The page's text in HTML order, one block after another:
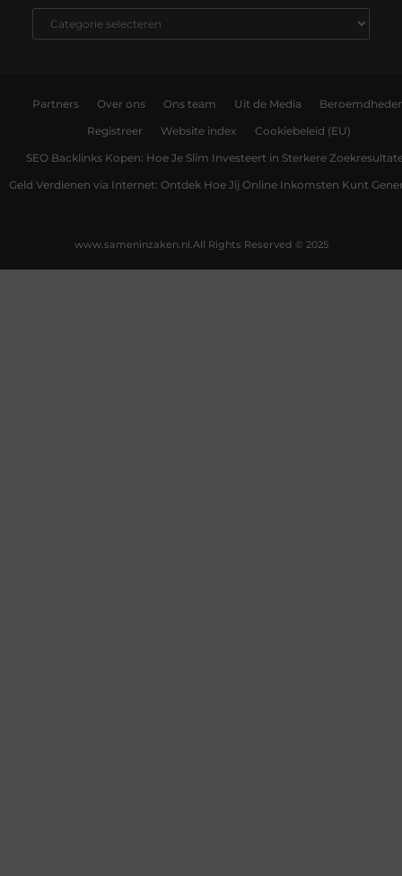
Partners Over ons Ons team Uit de Media
Registreer Website index Cookiebeleid (EU)
SEO Backlinks Kopen: Hoe Je Slim Investeert in Sterkere
Geld Verdienen via Internet: Ontdek Hoe Jij Online Inkomsten Kunt
All Rights Reserved © 2025
www.sameninzaken.nl.